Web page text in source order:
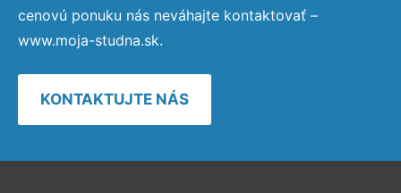
cenovú ponuku nás neváhajte kontaktovať –
www.moja-studna.sk.
KONTAKTUJTE NÁS